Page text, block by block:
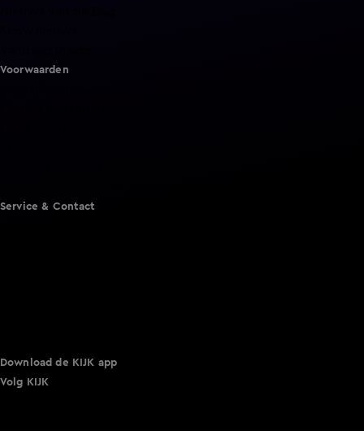
Voorwaarden
Service & Contact
Download de KIJK app
Volg KIJK